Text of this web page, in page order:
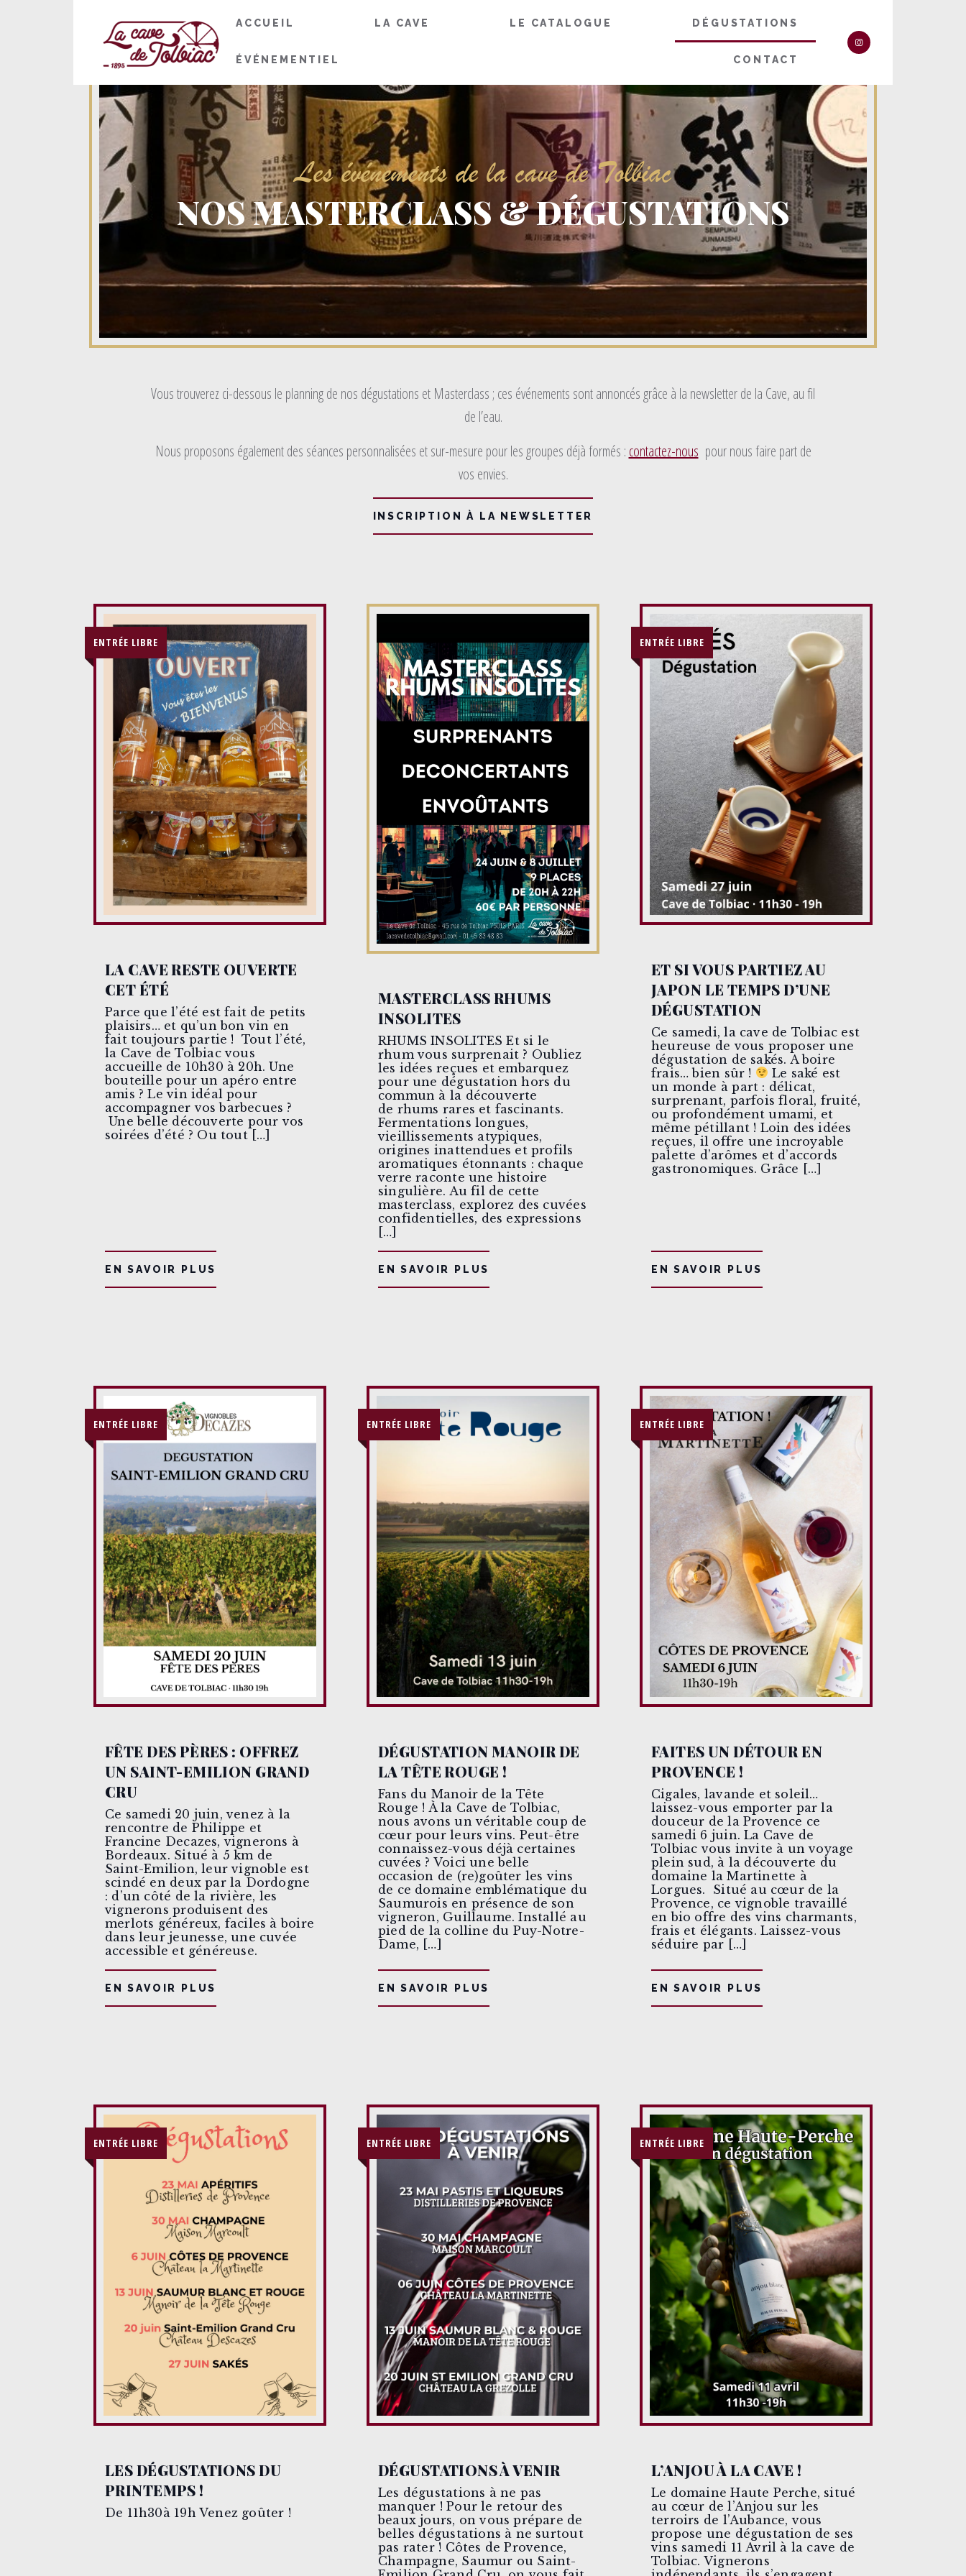
ACCUEIL LA CAVE LE CATALOGUE DÉGUSTATIONS
ÉVÉNEMENTIEL CONTACT
Les événements de la cave de Tolbiac
NOS MASTERCLASS & DÉGUSTATIONS
Vous trouverez ci-dessous le planning de nos dégustations et Masterclass ; ces événements sont annoncés grâce à la newsletter de la Cave, au fil
de l’eau.
Nous proposons également des séances personnalisées et sur-mesure pour les groupes déjà formés : contactez-nous pour nous faire part de
vos envies.
INSCRIPTION À LA NEWSLETTER
ENTRÉE LIBRE
LA CAVE RESTE OUVERTE
CET ÉTÉ
Parce que l’été est fait de petits
plaisirs… et qu’un bon vin en
fait toujours partie ! Tout l’été,
la Cave de Tolbiac vous
accueille de 10h30 à 20h. Une
bouteille pour un apéro entre
amis ? Le vin idéal pour
accompagner vos barbecues ?
Une belle découverte pour vos
soirées d’été ? Ou tout […]
EN SAVOIR PLUS
MASTERCLASS RHUMS
INSOLITES
RHUMS INSOLITES Et si le
rhum vous surprenait ? Oubliez
les idées reçues et embarquez
pour une dégustation hors du
commun à la découverte
de rhums rares et fascinants.
Fermentations longues,
vieillissements atypiques,
origines inattendues et profils
aromatiques étonnants : chaque
verre raconte une histoire
singulière. Au fil de cette
masterclass, explorez des cuvées
confidentielles, des expressions
[…]
EN SAVOIR PLUS
ENTRÉE LIBRE
ET SI VOUS PARTIEZ AU
JAPON LE TEMPS D’UNE
DÉGUSTATION
Ce samedi, la cave de Tolbiac est
heureuse de vous proposer une
dégustation de sakés. A boire
frais… bien sûr !
Le saké est
un monde à part : délicat,
surprenant, parfois floral, fruité,
ou profondément umami, et
même pétillant ! Loin des idées
reçues, il offre une incroyable
palette d’arômes et d’accords
gastronomiques. Grâce […]
EN SAVOIR PLUS
ENTRÉE LIBRE
FÊTE DES PÈRES : OFFREZ
UN SAINT-EMILION GRAND
CRU
Ce samedi 20 juin, venez à la
rencontre de Philippe et
Francine Decazes, vignerons à
Bordeaux. Situé à 5 km de
Saint-Emilion, leur vignoble est
scindé en deux par la Dordogne
: d’un côté de la rivière, les
vignerons produisent des
merlots généreux, faciles à boire
dans leur jeunesse, une cuvée
accessible et généreuse.
EN SAVOIR PLUS
ENTRÉE LIBRE
DÉGUSTATION MANOIR DE
LA TÊTE ROUGE !
Fans du Manoir de la Tête
Rouge ! À la Cave de Tolbiac,
nous avons un véritable coup de
cœur pour leurs vins. Peut-être
connaissez-vous déjà certaines
cuvées ? Voici une belle
occasion de (re)goûter les vins
de ce domaine emblématique du
Saumurois en présence de son
vigneron, Guillaume. Installé au
pied de la colline du Puy-Notre-
Dame, […]
EN SAVOIR PLUS
ENTRÉE LIBRE
FAITES UN DÉTOUR EN
PROVENCE !
Cigales, lavande et soleil…
laissez-vous emporter par la
douceur de la Provence ce
samedi 6 juin. La Cave de
Tolbiac vous invite à un voyage
plein sud, à la découverte du
domaine la Martinette à
Lorgues. Situé au cœur de la
Provence, ce vignoble travaillé
en bio offre des vins charmants,
frais et élégants. Laissez-vous
séduire par […]
EN SAVOIR PLUS
ENTRÉE LIBRE
LES DÉGUSTATIONS DU
PRINTEMPS !
De 11h30à 19h Venez goûter !
ENTRÉE LIBRE
DÉGUSTATIONS À VENIR
Les dégustations à ne pas
manquer ! Pour le retour des
beaux jours, on vous prépare de
belles dégustations à ne surtout
pas rater ! Côtes de Provence,
Champagne, Saumur ou Saint-
ENTRÉE LIBRE
L’ANJOU À LA CAVE !
Le domaine Haute Perche, situé
au cœur de l’Anjou sur les
terroirs de l’Aubance, vous
propose une dégustation de ses
vins samedi 11 Avril à la cave de
Tolbiac. Vignerons